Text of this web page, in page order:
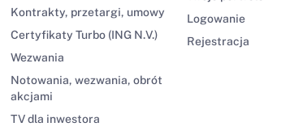
Kontrakty, przetargi, umowy
Certyfikaty Turbo (ING N.V.)
Wezwania
Notowania, wezwania, obrót
akcjami
TV dla inwestora
Logowanie
Rejestracja